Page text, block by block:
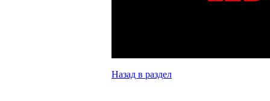
Назад в раздел